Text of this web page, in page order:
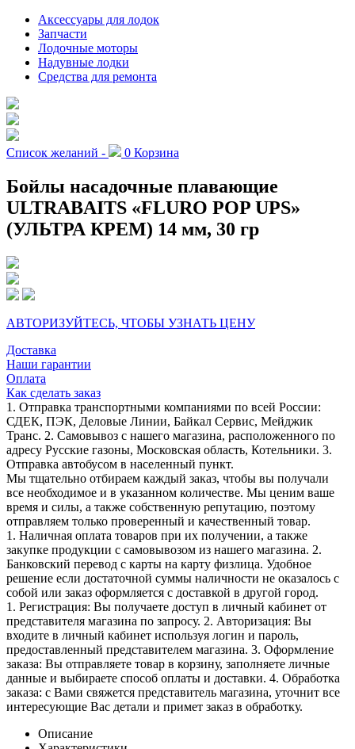
Аксессуары для лодок
Запчасти
Лодочные моторы
Надувные лодки
Средства для ремонта
Список желаний - 0 Корзина
Бойлы насадочные плавающие
ULTRABAITS «FLURO POP UPS»
(УЛЬТРА КРЕМ) 14 мм, 30 гр
АВТОРИЗУЙТЕСЬ, ЧТОБЫ УЗНАТЬ ЦЕНУ
Доставка
Наши гарантии
Оплата
Как сделать заказ
1. Отправка транспортными компаниями по всей России:
СДЕК, ПЭК, Деловые Линии, Байкал Сервис, Мейджик
Транс. 2. Самовывоз с нашего магазина, расположенного по
адресу Русские газоны, Московская область, Котельники. 3.
Отправка автобусом в населенный пункт.
Мы тщательно отбираем каждый заказ, чтобы вы получали
все необходимое и в указанном количестве. Мы ценим ваше
время и силы, а также собственную репутацию, поэтому
отправляем только проверенный и качественный товар.
1. Наличная оплата товаров при их получении, а также
закупке продукции с самовывозом из нашего магазина. 2.
Банковский перевод с карты на карту физлица. Удобное
решение если достаточной суммы наличности не оказалось с
собой или заказ оформляется с доставкой в другой город.
1. Регистрация: Вы получаете доступ в личный кабинет от
представителя магазина по запросу. 2. Авторизация: Вы
входите в личный кабинет используя логин и пароль,
предоставленный представителем магазина. 3. Оформление
заказа: Вы отправляете товар в корзину, заполняете личные
данные и выбираете способ оплаты и доставки. 4. Обработка
заказа: с Вами свяжется представитель магазина, уточнит все
интересующие Вас детали и примет заказ в обработку.
Описание